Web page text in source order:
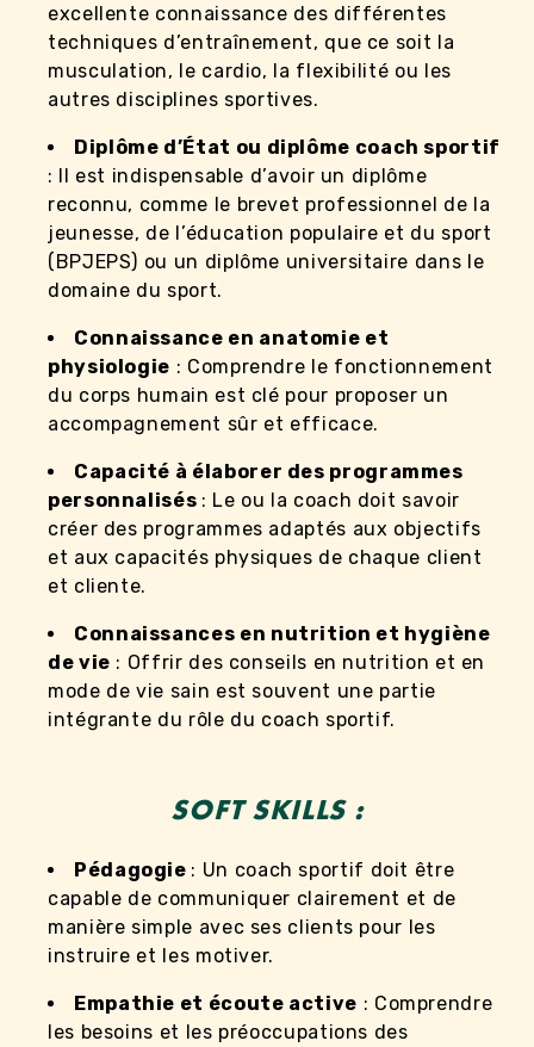
excellente connaissance des différentes
techniques d’entraînement, que ce soit la
musculation, le cardio, la flexibilité ou les
autres disciplines sportives.
Diplôme d’État ou diplôme coach sportif
: Il est indispensable d’avoir un diplôme
reconnu, comme le brevet professionnel de la
jeunesse, de l’éducation populaire et du sport
(BPJEPS) ou un diplôme universitaire dans le
domaine du sport.
Connaissance en anatomie et
physiologie : Comprendre le fonctionnement
du corps humain est clé pour proposer un
accompagnement sûr et efficace.
Capacité à élaborer des programmes
personnalisés : Le ou la coach doit savoir
créer des programmes adaptés aux objectifs
et aux capacités physiques de chaque client
et cliente.
Connaissances en nutrition et hygiène
de vie : Offrir des conseils en nutrition et en
mode de vie sain est souvent une partie
intégrante du rôle du coach sportif.
SOFT SKILLS :
Pédagogie : Un coach sportif doit être
capable de communiquer clairement et de
manière simple avec ses clients pour les
instruire et les motiver.
Empathie et écoute active : Comprendre
les besoins et les préoccupations des